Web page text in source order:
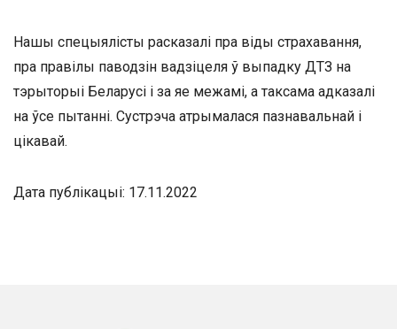
Нашы спецыялісты расказалі пра віды страхавання,
пра правілы паводзін вадзіцеля ў выпадку ДТЗ на
тэрыторыі Беларусі і за яе межамі, а таксама адказалі
на ўсе пытанні. Сустрэча атрымалася пазнавальнай і
цікавай.
Дата публікацыі: 17.11.2022